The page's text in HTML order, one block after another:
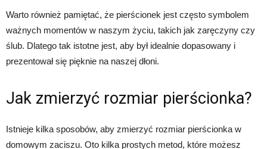
Warto również pamiętać, że pierścionek jest często symbolem
ważnych momentów w naszym życiu, takich jak zaręczyny czy
ślub. Dlatego tak istotne jest, aby był idealnie dopasowany i
prezentował się pięknie na naszej dłoni.
Jak zmierzyć rozmiar pierścionka?
Istnieje kilka sposobów, aby zmierzyć rozmiar pierścionka w
domowym zaciszu. Oto kilka prostych metod, które możesz